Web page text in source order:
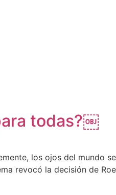
todas?￼
los ojos del mundo
revocó la decisión de